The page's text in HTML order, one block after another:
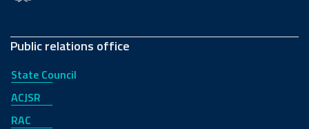
Public relations office
State Council
ACJSR
RAC